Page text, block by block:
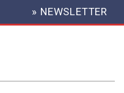
HEADER
MENU
» NEWSLETTER